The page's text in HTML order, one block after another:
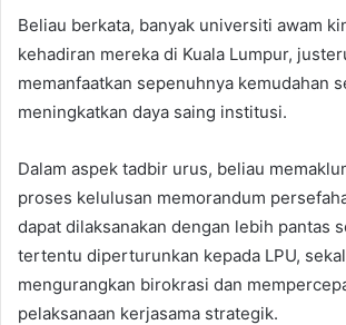
Beliau berkata, banyak universiti awam
kehadiran mereka di Kuala Lumpur,
memanfaatkan sepenuhnya kemudahan
meningkatkan daya saing institusi.
Dalam aspek tadbir urus, beliau
proses kelulusan memorandum
dapat dilaksanakan dengan lebih pantas
tertentu diperturunkan kepada LPU,
mengurangkan birokrasi dan
pelaksanaan kerjasama strategik.